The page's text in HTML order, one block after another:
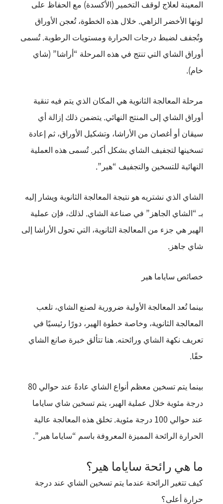
المعينة لعلاج لوقف التخمير (الأكسدة) مع الحفاظ على
لونها الأخضر الزاهي. خلال هذه الخطوة، تُعجن الأوراق
وتُجفف لضبط درجات الحرارة ومستويات الرطوبة. تُسمى
أوراق الشاي التي تنتج في هذه المرحلة “أراشا” (شاي
خام).
مرحلة المعالجة الثانوية هي المكان الذي يتم فيه تنقية
أوراق الشاي إلى المنتج النهائي. يتضمن ذلك إزالة أي
سيقان أو أغصان من الأراشا، وتشكيل الأوراق، ثم إعادة
تسخينها لتجفيف الشاي بشكل أكبر. تُسمى هذه العملية
النهائية للتسخين والتجفيف “هير”.
الشاي الذي نشتريه هو نتيجة المعالجة الثانوية ويشار إليه
بـ “الشاي الجاهز” في صناعة الشاي. لذلك، فإن عملية
الهير هي جزء من المعالجة الثانوية، التي تحول الأراشا إلى
شاي جاهز.
خصائص ساياما هير
بينما تُعد المعالجة الأولية ضرورية لصنع الشاي، تلعب
المعالجة الثانوية، وخاصة خطوة الهير، دورًا رئيسيًا في
تعريف نكهة الشاي ورائحته. هنا تتألق خبرة صانع الشاي
حقًا.
بينما يتم تسخين معظم أنواع الشاي عادةً عند حوالي 80
درجة مئوية خلال عملية الهير، يتم تسخين شاي ساياما
عند حوالي 100 درجة مئوية. تخلق هذه المعالجة عالية
الحرارة الرائحة المميزة المعروفة باسم “ساياما هير”.
ما هي رائحة ساياما هير؟
كيف تتغير الرائحة عندما يتم تسخين الشاي عند درجة
حرارة أعلى؟